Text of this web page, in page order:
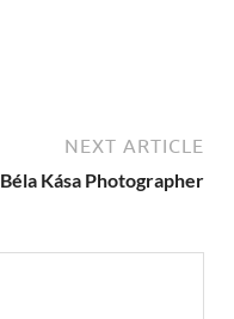
NEXT ARTICLE
Béla Kása Photographer